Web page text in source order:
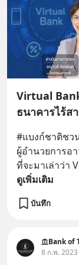
Virtual
ธนาคารไร้ส
#แบงก์ชาติชว
ผู้อำนวยการอ
ที่จะมาเล่าว่า
ดูเพิ่มเติม
บันทึก
Bank of
8 ก.พ.